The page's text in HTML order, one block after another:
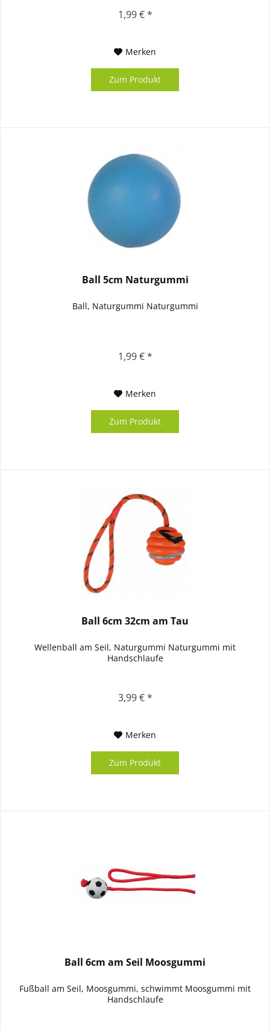
1,99 € *
Merken
Zum Produkt
Ball 5cm Naturgummi
Ball, Naturgummi Naturgummi
1,99 € *
Merken
Zum Produkt
Ball 6cm 32cm am Tau
Wellenball am Seil, Naturgummi Naturgummi mit
Handschlaufe
3,99 € *
Merken
Zum Produkt
Ball 6cm am Seil Moosgummi
Fußball am Seil, Moosgummi, schwimmt Moosgummi mit
Handschlaufe